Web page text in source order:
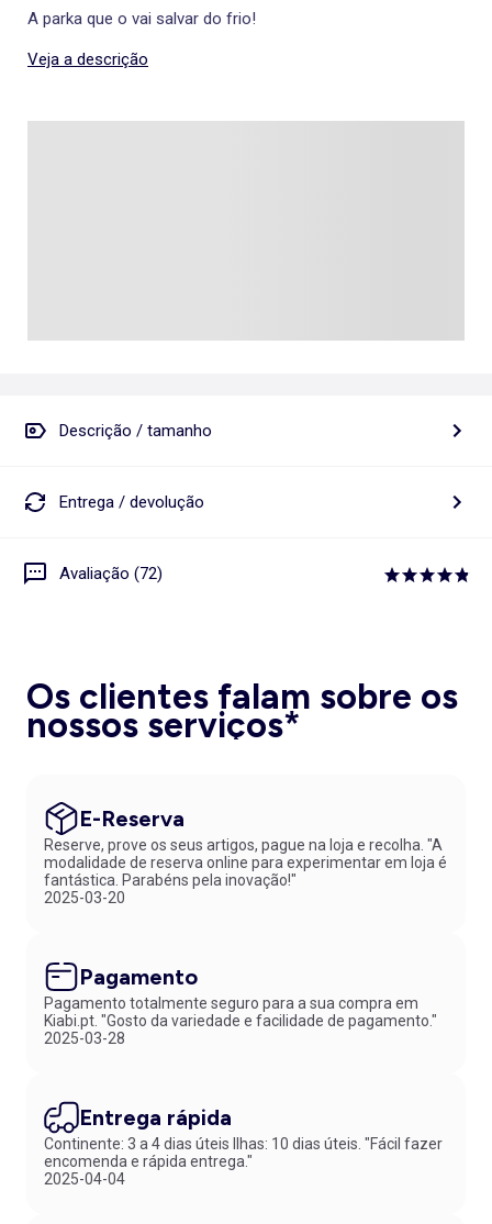
A parka que o vai salvar do frio!
Veja a descrição
Descrição / tamanho
Entrega / devolução
Avaliação (72)
Os clientes falam sobre os
nossos serviços*
E-Reserva
Reserve, prove os seus artigos, pague na loja e recolha. "A
modalidade de reserva online para experimentar em loja é
fantástica. Parabéns pela inovação!"
2025-03-20
Pagamento
Pagamento totalmente seguro para a sua compra em
Kiabi.pt. "Gosto da variedade e facilidade de pagamento."
2025-03-28
Entrega rápida
Continente: 3 a 4 dias úteis Ilhas: 10 dias úteis. "Fácil fazer
encomenda e rápida entrega."
2025-04-04